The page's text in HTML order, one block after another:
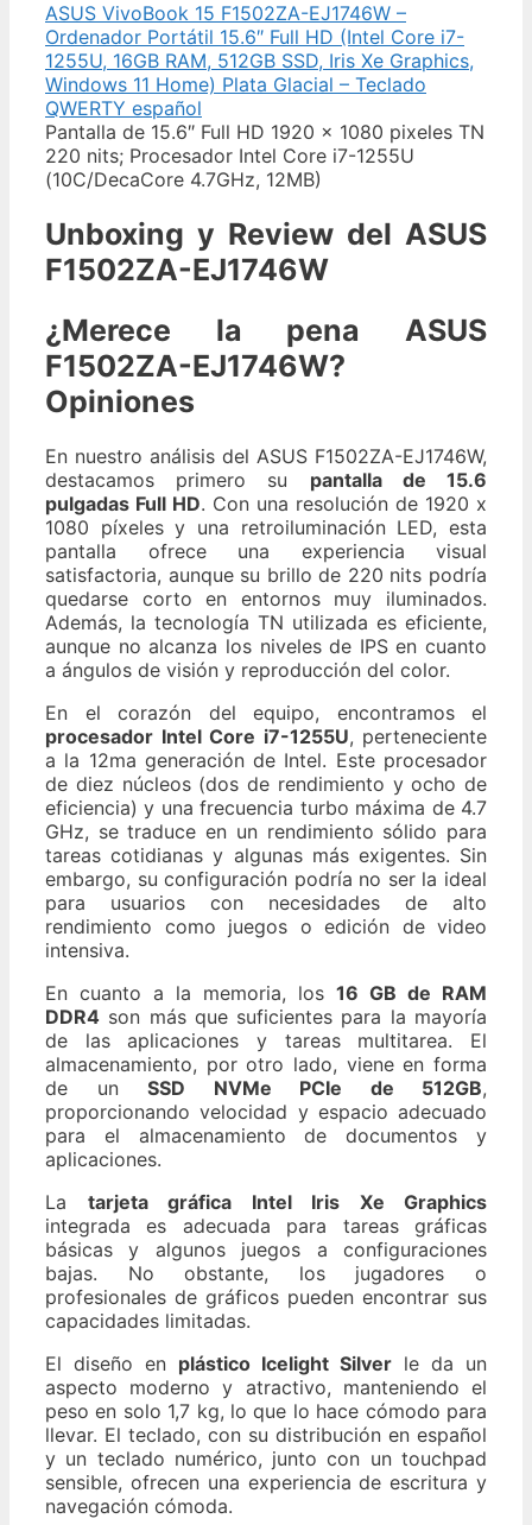
ASUS VivoBook 15 F1502ZA-EJ1746W –
Ordenador Portátil 15.6″ Full HD (Intel Core i7-
1255U, 16GB RAM, 512GB SSD, Iris Xe Graphics,
Windows 11 Home) Plata Glacial – Teclado
QWERTY español
Pantalla de 15.6″ Full HD 1920 x 1080 pixeles TN
220 nits; Procesador Intel Core i7-1255U
(10C/DecaCore 4.7GHz, 12MB)
Unboxing y Review del ASUS
F1502ZA-EJ1746W
¿Merece la pena ASUS
F1502ZA-EJ1746W?
Opiniones
En nuestro análisis del ASUS F1502ZA-EJ1746W,
destacamos primero su pantalla de 15.6
pulgadas Full HD. Con una resolución de 1920 x
1080 píxeles y una retroiluminación LED, esta
pantalla ofrece una experiencia visual
satisfactoria, aunque su brillo de 220 nits podría
quedarse corto en entornos muy iluminados.
Además, la tecnología TN utilizada es eficiente,
aunque no alcanza los niveles de IPS en cuanto
a ángulos de visión y reproducción del color.
En el corazón del equipo, encontramos el
procesador Intel Core i7-1255U, perteneciente
a la 12ma generación de Intel. Este procesador
de diez núcleos (dos de rendimiento y ocho de
eficiencia) y una frecuencia turbo máxima de 4.7
GHz, se traduce en un rendimiento sólido para
tareas cotidianas y algunas más exigentes. Sin
embargo, su configuración podría no ser la ideal
para usuarios con necesidades de alto
rendimiento como juegos o edición de video
intensiva.
En cuanto a la memoria, los 16 GB de RAM
DDR4 son más que suficientes para la mayoría
de las aplicaciones y tareas multitarea. El
almacenamiento, por otro lado, viene en forma
de un SSD NVMe PCIe de 512GB,
proporcionando velocidad y espacio adecuado
para el almacenamiento de documentos y
aplicaciones.
La tarjeta gráfica Intel Iris Xe Graphics
integrada es adecuada para tareas gráficas
básicas y algunos juegos a configuraciones
bajas. No obstante, los jugadores o
profesionales de gráficos pueden encontrar sus
capacidades limitadas.
El diseño en plástico Icelight Silver le da un
aspecto moderno y atractivo, manteniendo el
peso en solo 1,7 kg, lo que lo hace cómodo para
llevar. El teclado, con su distribución en español
y un teclado numérico, junto con un touchpad
sensible, ofrecen una experiencia de escritura y
navegación cómoda.